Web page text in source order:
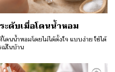
ะดับเมื่อโดนน้ำหอม
ดนน้ำหอมโดยไม่ได้ตั้งใจ แบบง่าย ใช้ได้
ณ์ในบ้าน